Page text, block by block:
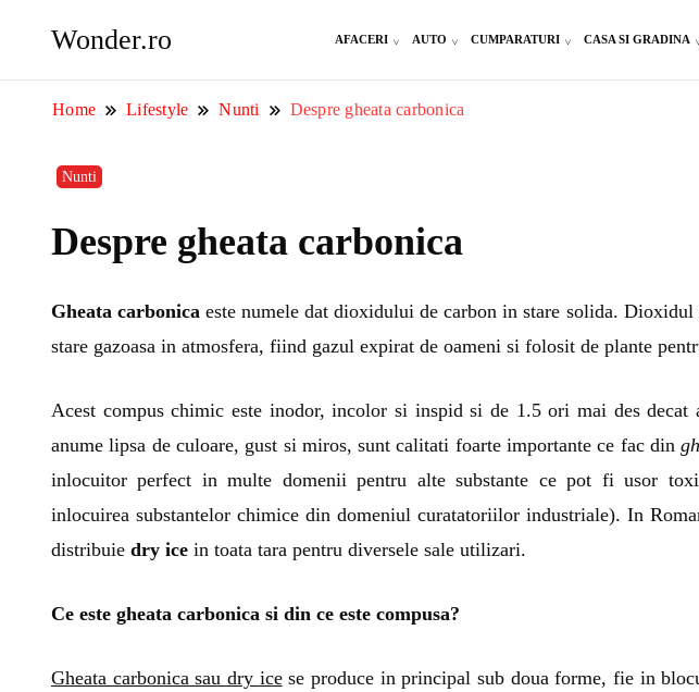
Wonder.ro AFACERI AUTO CUMPARATURI CASA SI GRADINA
Home Lifestyle Nunti Despre gheata carbonica
Nunti
Despre gheata carbonica
Gheata carbonica este numele dat dioxidului de carbon in stare solida. Dioxidul
stare gazoasa in atmosfera, fiind gazul expirat de oameni si folosit de plante
Acest compus chimic este inodor, incolor si inspid si de 1.5 ori mai des decat
anume lipsa de culoare, gust si miros, sunt calitati foarte importante ce fac din
inlocuitor perfect in multe domenii pentru alte substante ce pot fi usor
inlocuirea substantelor chimice din domeniul curatatoriilor industriale). In
distribuie dry ice in toata tara pentru diversele sale utilizari.
Ce este gheata carbonica si din ce este compusa?
Gheata carbonica sau dry icese produce in principal sub doua forme, fie in